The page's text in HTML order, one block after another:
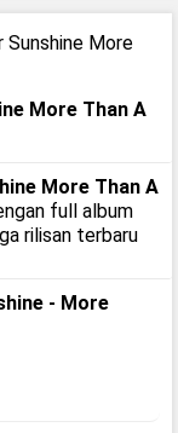
Sunshine More
More Than A
More Than A
full album
rilisan terbaru
- More